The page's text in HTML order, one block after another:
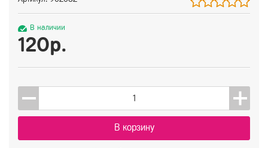
В наличии
120р.
В корзину